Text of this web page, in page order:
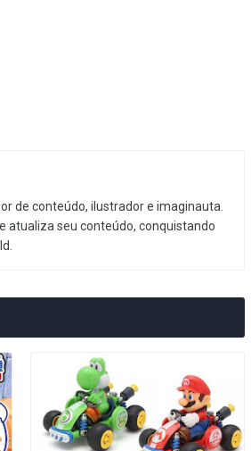
de conteúdo, ilustrador e imaginauta.
atualiza seu conteúdo, conquistando